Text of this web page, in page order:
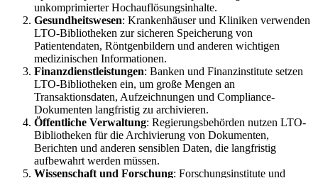
unkomprimierter Hochauflösungsinhalte.
Gesundheitswesen: Krankenhäuser und Kliniken verwenden
LTO-Bibliotheken zur sicheren Speicherung von
Patientendaten, Röntgenbildern und anderen wichtigen
medizinischen Informationen.
Finanzdienstleistungen: Banken und Finanzinstitute setzen
LTO-Bibliotheken ein, um große Mengen an
Transaktionsdaten, Aufzeichnungen und Compliance-
Dokumenten langfristig zu archivieren.
Öffentliche Verwaltung: Regierungsbehörden nutzen LTO-
Bibliotheken für die Archivierung von Dokumenten,
Berichten und anderen sensiblen Daten, die langfristig
aufbewahrt werden müssen.
Wissenschaft und Forschung: Forschungsinstitute und